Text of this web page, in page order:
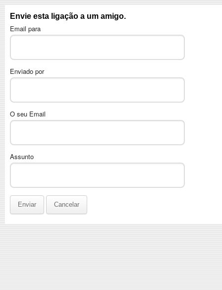
Envie esta ligação a um amigo.
Email para
Enviado por
O seu Email
Assunto